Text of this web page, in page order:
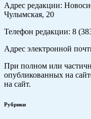
Адрес редакции:
Чулымская, 20
Телефон редакции: 8
Адрес электронной
При полном или
опубликованных на
на сайт.
Рубрики